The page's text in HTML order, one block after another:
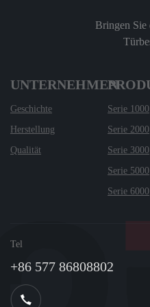
Bringen Sie
UNTERNEHMEN
Geschichte
Herstellung
Qualität
Serie 1000
Serie 2000
Serie 3000
Serie 5000
Serie 6000
Tel
+86 577 86808802